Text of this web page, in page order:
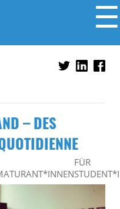
☰
– DES
FÜR